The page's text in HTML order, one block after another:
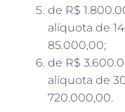
de R$
alíquota de
85.000,00;
de R$
alíquota de
720.000,00.